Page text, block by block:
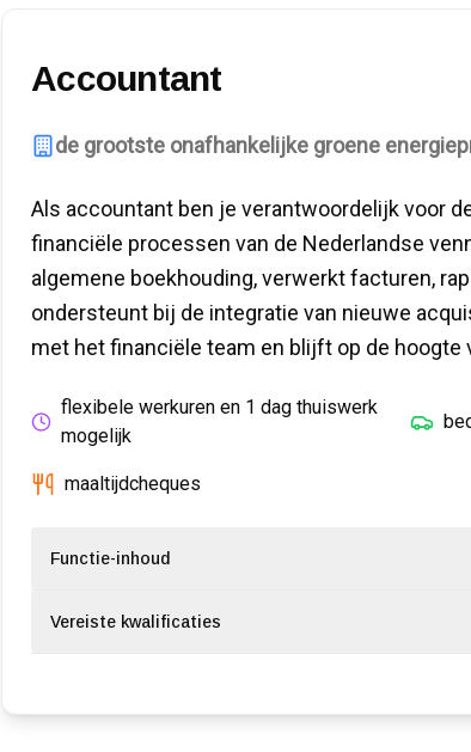
Accountant
de grootste onafhankelijke groene
Als accountant ben je verantwoordelijk voor
financiële processen van de Nederlandse
algemene boekhouding, verwerkt facturen,
ondersteunt bij de integratie van nieuwe
met het financiële team en blijft op de hoogte
flexibele werkuren en 1 dag thuiswerk
mogelijk
maaltijdcheques
Functie-inhoud
Vereiste kwalificaties